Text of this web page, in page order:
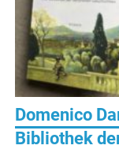
Domenico
Bibliothek